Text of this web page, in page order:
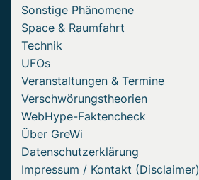
Sonstige Phänomene
Space & Raumfahrt
Technik
UFOs
Veranstaltungen & Termine
Verschwörungstheorien
WebHype-Faktencheck
Über GreWi
Datenschutzerklärung
Impressum / Kontakt (Disclaimer)